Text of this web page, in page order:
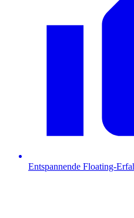
Entspannende Floating-